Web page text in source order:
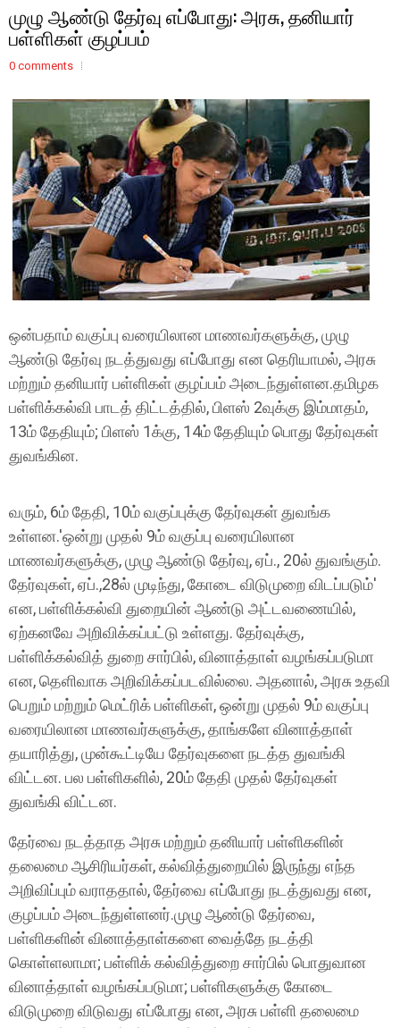
முழு ஆண்டு தேர்வு எப்போது: அரசு, தனியார்
பள்ளிகள் குழப்பம்
0 comments
ஒன்பதாம் வகுப்பு வரையிலான மாணவர்களுக்கு, முழு
ஆண்டு தேர்வு நடத்துவது எப்போது என தெரியாமல், அரசு
மற்றும் தனியார் பள்ளிகள் குழப்பம் அடைந்துள்ளன.தமிழக
பள்ளிக்கல்வி பாடத் திட்டத்தில், பிளஸ் 2வுக்கு இம்மாதம்,
13ம் தேதியும்; பிளஸ் 1க்கு, 14ம் தேதியும் பொது தேர்வுகள்
துவங்கின.
வரும், 6ம் தேதி, 10ம் வகுப்புக்கு தேர்வுகள் துவங்க
உள்ளன.'ஒன்று முதல் 9ம் வகுப்பு வரையிலான
மாணவர்களுக்கு, முழு ஆண்டு தேர்வு, ஏப்., 20ல் துவங்கும்.
தேர்வுகள், ஏப்.,28ல் முடிந்து, கோடை விடுமுறை விடப்படும்'
என, பள்ளிக்கல்வி துறையின் ஆண்டு அட்டவணையில்,
ஏற்கனவே அறிவிக்கப்பட்டு உள்ளது. தேர்வுக்கு,
பள்ளிக்கல்வித் துறை சார்பில், வினாத்தாள் வழங்கப்படுமா
என, தெளிவாக அறிவிக்கப்படவில்லை. அதனால், அரசு உதவி
பெறும் மற்றும் மெட்ரிக் பள்ளிகள், ஒன்று முதல் 9ம் வகுப்பு
வரையிலான மாணவர்களுக்கு, தாங்களே வினாத்தாள்
தயாரித்து, முன்கூட்டியே தேர்வுகளை நடத்த துவங்கி
விட்டன. பல பள்ளிகளில், 20ம் தேதி முதல் தேர்வுகள்
துவங்கி விட்டன.
தேர்வை நடத்தாத அரசு மற்றும் தனியார் பள்ளிகளின்
தலைமை ஆசிரியர்கள், கல்வித்துறையில் இருந்து எந்த
அறிவிப்பும் வராததால், தேர்வை எப்போது நடத்துவது என,
குழப்பம் அடைந்துள்ளனர்.முழு ஆண்டு தேர்வை,
பள்ளிகளின் வினாத்தாள்களை வைத்தே நடத்தி
கொள்ளலாமா; பள்ளிக் கல்வித்துறை சார்பில் பொதுவான
வினாத்தாள் வழங்கப்படுமா; பள்ளிகளுக்கு கோடை
விடுமுறை விடுவது எப்போது என, அரசு பள்ளி தலைமை